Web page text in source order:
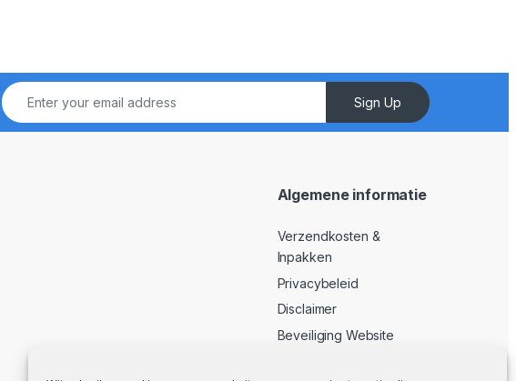
Sign Up
Algemene informatie
Verzendkosten &
Inpakken
Privacybeleid
Disclaimer
Beveiliging Website